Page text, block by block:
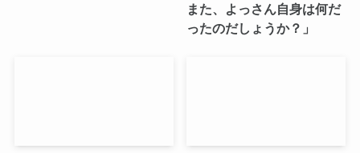
また、よっさん自身は何だ
ったのだしょうか？」